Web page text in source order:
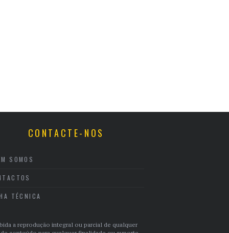
CONTACTE-NOS
SOMOS
TÉCNICA
a reprodução integral ou parcial de qualquer